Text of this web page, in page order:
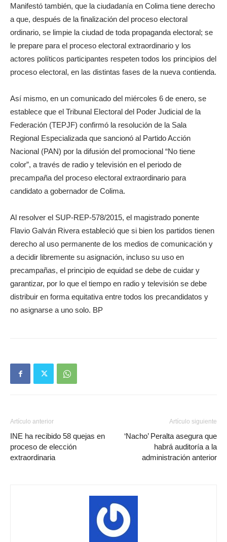
Manifestó también, que la ciudadanía en Colima tiene derecho
a que, después de la finalización del proceso electoral
ordinario, se limpie la ciudad de toda propaganda electoral; se
le prepare para el proceso electoral extraordinario y los
actores políticos participantes respeten todos los principios del
proceso electoral, en las distintas fases de la nueva contienda.
Así mismo, en un comunicado del miércoles 6 de enero, se
establece que el Tribunal Electoral del Poder Judicial de la
Federación (TEPJF) confirmó la resolución de la Sala
Regional Especializada que sancionó al Partido Acción
Nacional (PAN) por la difusión del promocional “No tiene
color”, a través de radio y televisión en el periodo de
precampaña del proceso electoral extraordinario para
candidato a gobernador de Colima.
Al resolver el SUP-REP-578/2015, el magistrado ponente
Flavio Galván Rivera estableció que si bien los partidos tienen
derecho al uso permanente de los medios de comunicación y
a decidir libremente su asignación, incluso su uso en
precampañas, el principio de equidad se debe de cuidar y
garantizar, por lo que el tiempo en radio y televisión se debe
distribuir en forma equitativa entre todos los precandidatos y
no asignarse a uno solo. BP
Artículo anterior
INE ha recibido 58 quejas en
proceso de elección
extraordinaria
Artículo siguiente
‘Nacho’ Peralta asegura que
habrá auditoría a la
administración anterior